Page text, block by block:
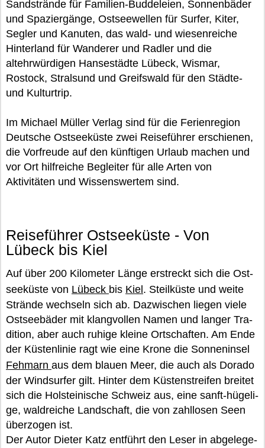
Sandstrände für Familien-Buddeleien, Sonnenbäder
und Spaziergänge, Ostseewellen für Surfer, Kiter,
Segler und Kanuten, das wald- und wiesenreiche
Hinterland für Wanderer und Radler und die
altehrwürdigen Hansestädte Lübeck, Wismar,
Rostock, Stralsund und Greifswald für den Städte-
und Kulturtrip.
Im Michael Müller Verlag sind für die Ferienregion
Deutsche Ostseeküste zwei Reiseführer erschienen,
die Vorfreude auf den künftigen Urlaub machen und
vor Ort hilfreiche Begleiter für alle Arten von
Aktivitäten und Wissenswertem sind.
Reiseführer Ostseeküste - Von
Lübeck bis Kiel
Auf über 200 Ki­lo­me­ter Länge er­streckt sich die Ost­
see­küs­te von Lü­beck bis Kiel . Steil­küs­te und weite
Strän­de wech­seln sich ab. Da­zwi­schen lie­gen viele
Ost­see­bä­der mit klang­vol­len Namen und lan­ger Tra­
di­ti­on, aber auch ru­hi­ge klei­ne Ort­schaf­ten. Am Ende
der Küs­ten­li­nie ragt wie eine Krone die Son­nen­in­sel
Feh­marn aus dem blau­en Meer, die auch als Do­ra­do
der Wind­sur­fer gilt. Hin­ter dem Küs­ten­strei­fen brei­tet
sich die Hol­stei­ni­sche Schweiz aus, eine sanft-hü­ge­li­
ge, wald­rei­che Land­schaft, die von zahl­lo­sen Seen
über­zo­gen ist.
Der Autor Die­ter Katz ent­führt den Leser in ab­ge­le­ge­